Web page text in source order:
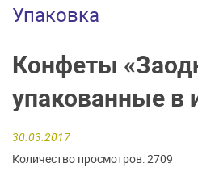
Упаковка
Конфеты
упакованные в
30.03.2017
Количество просмотров: 2709